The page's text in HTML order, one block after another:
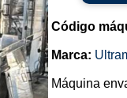
Código
Marca:
Máquina